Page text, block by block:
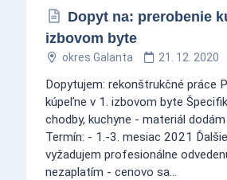
Dopyt na: prerobenie
izbovom byte
okres Galanta 21. 12. 2020
Dopytujem: rekonštrukčné práce
kúpeľne v 1. izbovom byte
chodby, kuchyne - materiál
Termín: - 1.-3. mesiac 2021
vyžadujem profesionálne
nezaplatím - cenovo sa...